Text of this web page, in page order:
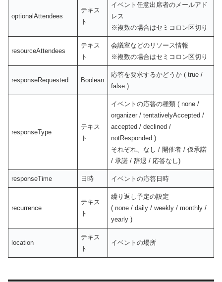
optionalAttendees
テキス
ト
イベント任意出席者のメールアド
レス
※複数の場合はセミコロン区切り
resourceAttendees
テキス
ト
会議室などのリソース情報
※複数の場合はセミコロン区切り
responseRequested Boolean
応答を要求するかどうか ( true /
false )
responseType
テキス
ト
イベントの応答の種類 ( none /
organizer / tentativelyAccepted /
accepted / declined /
notResponded )
それぞれ、なし / 開催者 / 仮承諾
/ 承諾 / 辞退 / 応答なし)
responseTime 日時 イベントの応答日時
recurrence
テキス
ト
繰り返し予定の設定
( none / daily / weekly / monthly /
yearly )
location
テキス
ト
イベントの場所